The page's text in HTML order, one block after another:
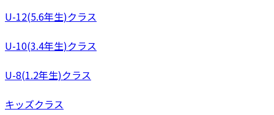
U-12(5.6年生)クラス
U-10(3.4年生)クラス
U-8(1.2年生)クラス
キッズクラス